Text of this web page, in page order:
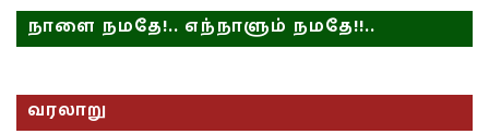
நாளை நமதே!.. எந்நாளும் நமதே!!..
வரலாறு